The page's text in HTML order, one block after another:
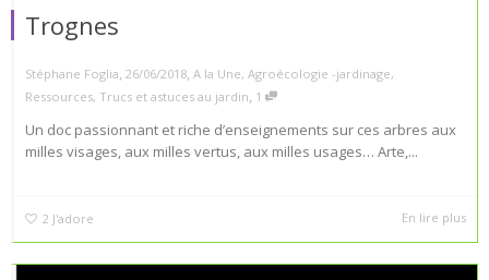
Trognes
Stéphane Foglia 26/06/2018 A la Une, Agroécologie -jardinage,
Ressources, Trucs et astuces au jardin 1
Un doc passionnant et riche d’enseignements sur ces arbres aux
milles visages, aux milles vertus, aux milles usages… Arte,...
2 J'adore En lire plus